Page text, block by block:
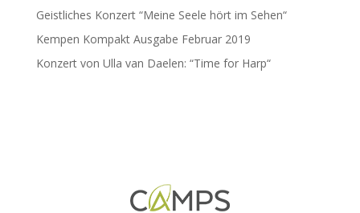
Geistliches Konzert “Meine Seele hört im Sehen“
Kempen Kompakt Ausgabe Februar 2019
Konzert von Ulla van Daelen: “Time for Harp“